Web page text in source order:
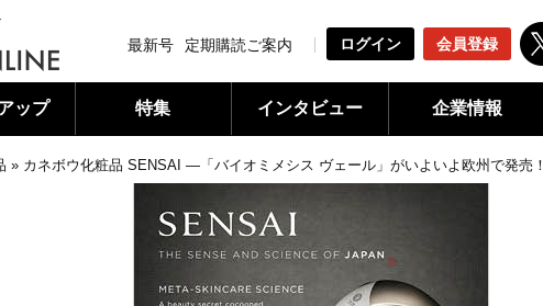
最新号 定期購読ご案内 ログイン 会員登録
ップ 特集 インタビュー 企業情報
» カネボウ化粧品 SENSAI ―「バイオミメシス ヴェール」がいよいよ欧州で発売！